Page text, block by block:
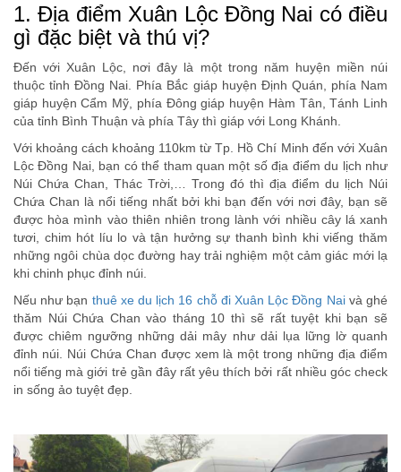
1. Địa điểm Xuân Lộc Đồng Nai có điều
gì đặc biệt và thú vị?
Đến với Xuân Lộc, nơi đây là một trong năm huyện miền núi
thuộc tỉnh Đồng Nai. Phía Bắc giáp huyện Định Quán, phía Nam
giáp huyện Cẩm Mỹ, phía Đông giáp huyện Hàm Tân, Tánh Linh
của tỉnh Bình Thuận và phía Tây thì giáp với Long Khánh.
Với khoảng cách khoảng 110km từ Tp. Hồ Chí Minh đến với Xuân
Lộc Đồng Nai, bạn có thể tham quan một số địa điểm du lịch như
Núi Chứa Chan, Thác Trời,… Trong đó thì địa điểm du lịch Núi
Chứa Chan là nổi tiếng nhất bởi khi bạn đến với nơi đây, bạn sẽ
được hòa mình vào thiên nhiên trong lành với nhiều cây lá xanh
tươi, chim hót líu lo và tận hưởng sự thanh bình khi viếng thăm
những ngôi chùa dọc đường hay trải nghiệm một cảm giác mới lạ
khi chinh phục đỉnh núi.
Nếu như bạn thuê xe du lịch 16 chỗ đi Xuân Lộc Đồng Naivà ghé
thăm Núi Chứa Chan vào tháng 10 thì sẽ rất tuyệt khi bạn sẽ
được chiêm ngưỡng những dải mây như dải lụa lững lờ quanh
đỉnh núi. Núi Chứa Chan được xem là một trong những địa điểm
nổi tiếng mà giới trẻ gần đây rất yêu thích bởi rất nhiều góc check
in sống ảo tuyệt đẹp.